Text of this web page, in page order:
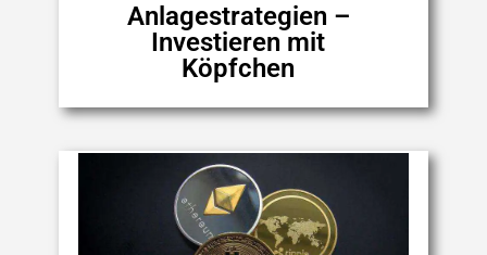
Anlagestrategien –
Investieren mit
Köpfchen